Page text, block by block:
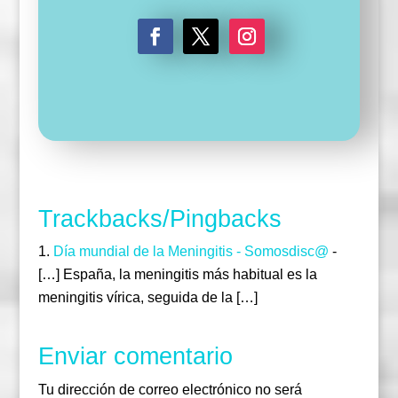
Trackbacks/Pingbacks
Día mundial de la Meningitis - Somosdisc@ -
[…] España, la meningitis más habitual es la
meningitis vírica, seguida de la […]
Enviar comentario
Tu dirección de correo electrónico no será